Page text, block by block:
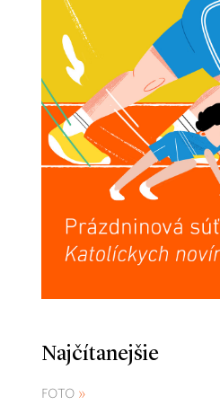
Najčítanejšie
FOTO